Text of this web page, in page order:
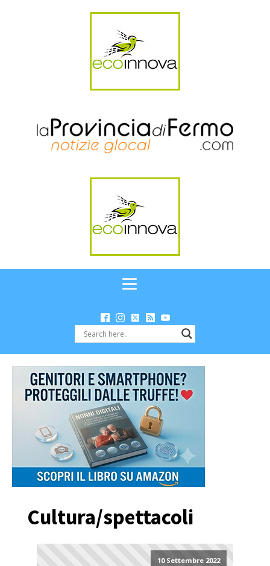
Cultura/spettacoli
10 Settembre 2022